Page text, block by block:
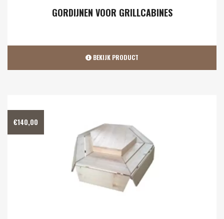
GORDIJNEN VOOR GRILLCABINES
BEKIJK PRODUCT
€140,00